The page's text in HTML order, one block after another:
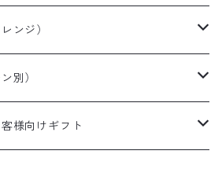
ンジ）
しめ縄）
別）
様向けギフト